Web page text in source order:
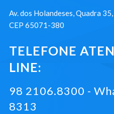
Av. dos Holandeses, Quadra
CEP 65071-380
TELEFONE
LINE:
98 2106.8300 -
8313